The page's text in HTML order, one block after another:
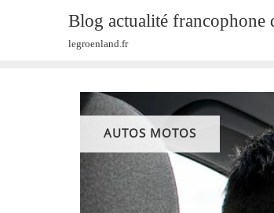
Blog actualité francophone
legroenland.fr
AUTOS MOTOS